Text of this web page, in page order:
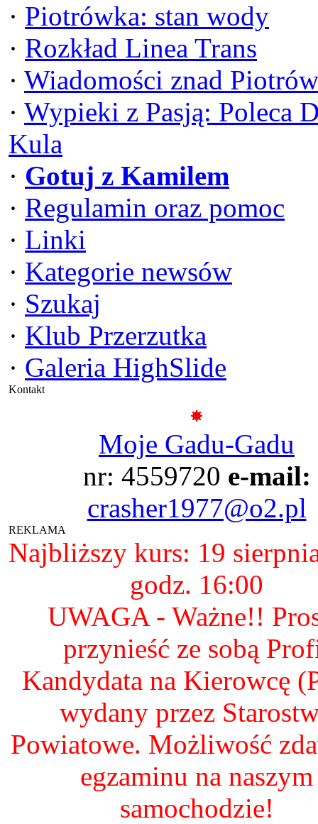
· Piotrówka: stan wody
· Rozkład Linea Trans
· Wiadomości znad
· Wypieki z Pasją: Poleca
Kula
· Gotuj z Kamilem
· Regulamin oraz pomoc
· Linki
· Kategorie newsów
· Szukaj
· Klub Przerzutka
· Galeria HighSlide
Kontakt
Moje Gadu-Gadu
nr: 4559720 e-mail:
crasher1977@o2.pl
REKLAMA
Najbliższy kurs: 19
godz. 16:00
UWAGA - Ważne!!
przynieść ze sobą
Kandydata na Kierowcę
wydany przez
Powiatowe. Możliwość
egzaminu na naszym
samochodzie!